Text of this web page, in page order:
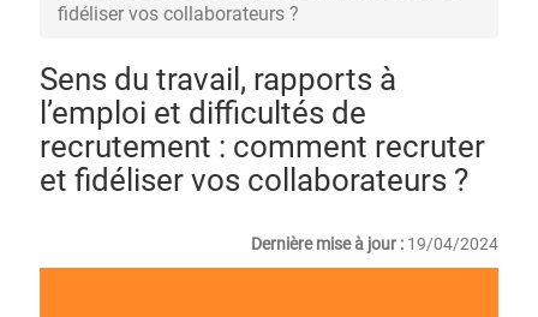
fidéliser vos collaborateurs ?
Sens du travail, rapports à
l’emploi et difficultés de
recrutement : comment recruter
et fidéliser vos collaborateurs ?
Dernière mise à jour : 19/04/2024